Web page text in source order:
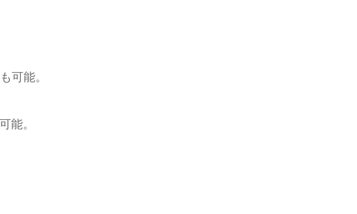
可能。
能。